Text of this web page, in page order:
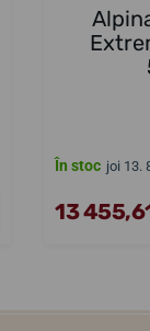
În stoc joi 13.
13